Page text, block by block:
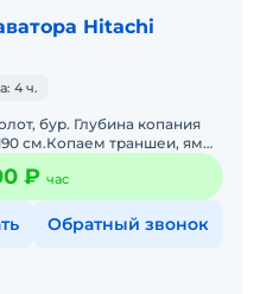
Hitachi
4 ч.
бур. Глубина копания
см.Копаем траншеи, ямы,
и не копать. Доставка
₽ час
Обратный звонок